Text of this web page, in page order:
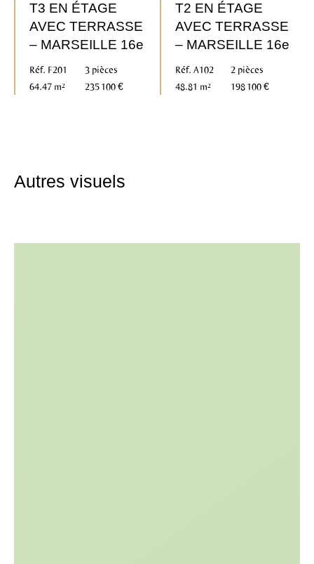
T3 EN ÉTAGE
AVEC TERRASSE
– MARSEILLE 16e
Réf. F201
3 pièces
64.47 m²
235 100 €
T2 EN ÉTAGE
AVEC TERRASSE
– MARSEILLE 16e
Réf. A102
2 pièces
48.81 m²
198 100 €
Autres visuels